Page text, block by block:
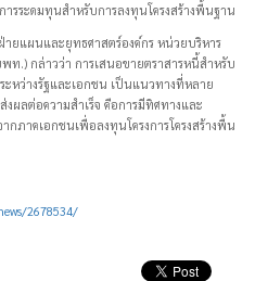
รระดมทุนสำหรับการลงทุนโครงสร้างพื้นฐาน
ายแผนและยุทธศาสตร์องค์กร หน่วยบริหาร
.) กล่าวว่า การเสนอขายตราสารหนี้สำหรับ
ะหว่างรัฐและเอกชน เป็นแนวทางที่หลาย
ผลต่อความสำเร็จ คือการมีทิศทางและ
ภาคเอกชนเพื่อลงทุนโครงการโครงสร้างพื้น
2678534/